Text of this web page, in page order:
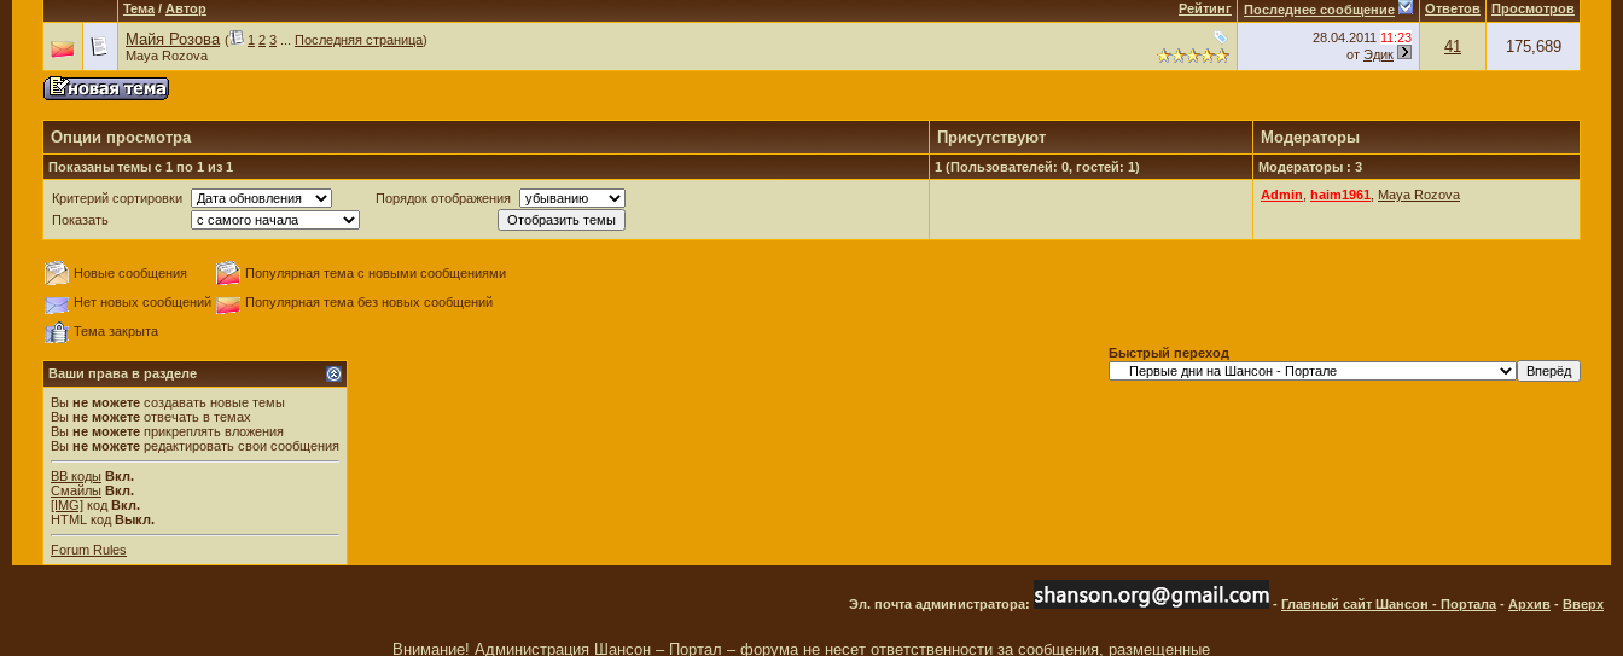
Рейтинг
Тема / Автор Последнее сообщение Ответов Просмотров
Майя Розова ( 1 2 3 Последняя страница)
Maya Rozova
28.04.2011 11:23
от Эдик 41 175,689
Опции просмотра Присутствуют Модераторы
Показаны темы с 1 по 1 из 1 1 (Пользователей: 0, гостей: 1) Модераторы : 3
Критерий сортировки
Порядок отображения
Показать
Admin haim1961 Maya Rozova
Новые сообщения
Популярная тема с новыми сообщениями
Нет новых сообщений
Популярная тема без новых сообщений
Тема закрыта
Ваши права в разделе
Вы не можете создавать новые темы
Вы не можете отвечать в темах
Вы не можете прикреплять вложения
Вы не можете редактировать свои сообщения
BB коды Вкл.
Смайлы Вкл.
[IMG] код Вкл.
HTML код Выкл.
Forum Rules
Быстрый переход
Эл. почта администратора: - Главный сайт Шансон - Портала - Архив - Вверх
Внимание! Администрация Шансон – Портал – форума не несет ответственности за сообщения, размещенные